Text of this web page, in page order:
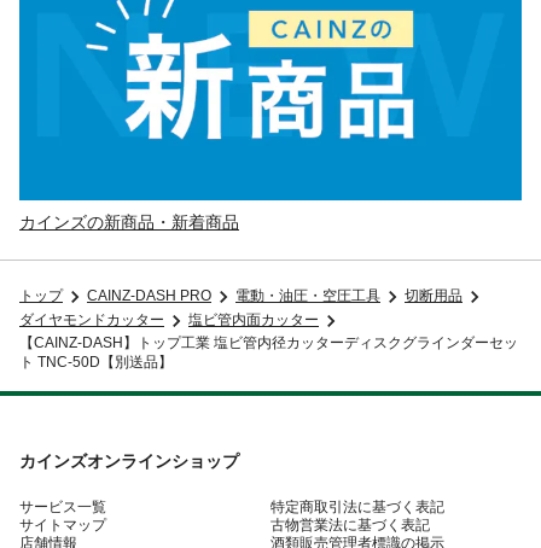
カインズの新商品・新着商品
トップ CAINZ-DASH PRO 電動・油圧・空圧工具
切断用品
ダイヤモンドカッター
塩ビ管内面カッター
【CAINZ-DASH】トップ工業 塩ビ管内径カッターディスクグラインダーセッ
ト TNC-50D【別送品】
カインズオンラインショップ
サービス一覧
サイトマップ
店舗情報
特定商取引法に基づく表記
古物営業法に基づく表記
酒類販売管理者標識の掲示